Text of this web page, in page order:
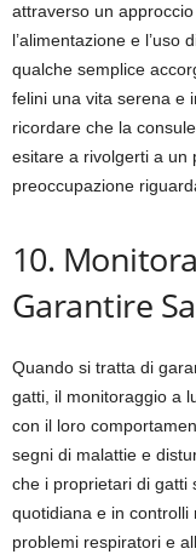
attraverso un approccio
l’alimentazione e
qualche semplice
felini una vita serena e
ricordare che la
esitare a rivolgerti a un
preoccupazione
10.
Garantire
Quando si tratta di
gatti, il monitoraggio a
con il loro
segni di malattie e
che i proprietari di gatti
quotidiana e in
problemi respiratori e